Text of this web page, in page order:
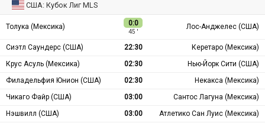
США: Кубок Лиг MLS
Толука (Мексика) 0:0
45 ′
Лос-Анджелес (США)
Сиэтл Саундерс (США) 22:30
Керетаро (Мексика)
Крус Асуль (Мексика)
02:30
Нью-Йорк Сити (США)
Филадельфия Юнион (США)
02:30
Некакса (Мексика)
Чикаго Файр (США)
03:00
Сантос Лагуна (Мексика)
Нэшвилл (США)
03:00
Атлетико Сан Луис (Мексика)